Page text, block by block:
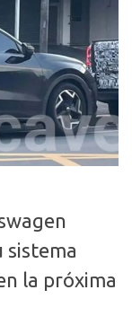
sistema
la próxima